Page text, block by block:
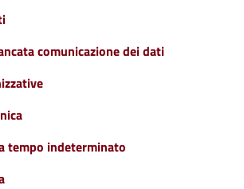
comunicazione dei dati
tempo indeterminato